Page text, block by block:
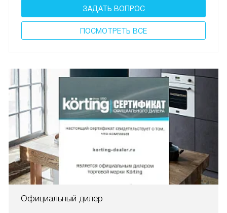
ЗАДАТЬ ВОПРОС
ПОCМОТРЕТЬ ВСЕ
Официальный дилер